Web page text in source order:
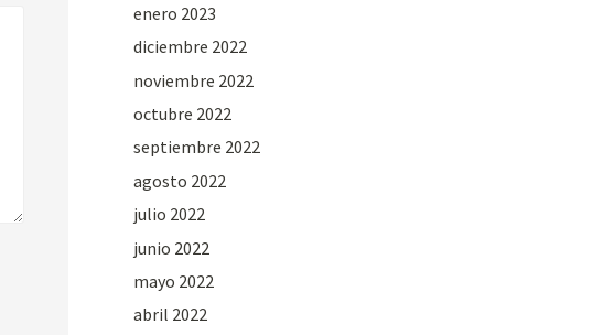
enero 2023
diciembre 2022
noviembre 2022
octubre 2022
septiembre 2022
agosto 2022
julio 2022
junio 2022
mayo 2022
abril 2022